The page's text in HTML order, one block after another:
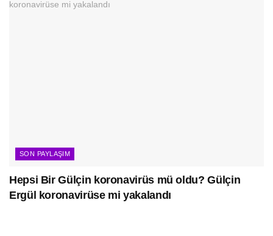
SON PAYLAŞIM
Hepsi Bir Gülçin koronavirüs mü oldu? Gülçin
Ergül koronavirüse mi yakalandı